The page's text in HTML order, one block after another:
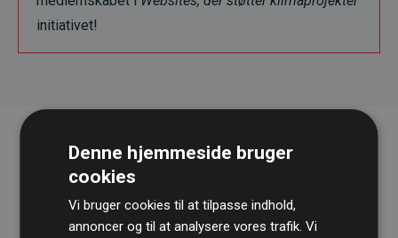
initiativet!
Denne hjemmeside bruger
cookies
Vi bruger cookies til at tilpasse indhold,
annoncer og til at analysere vores trafik. Vi